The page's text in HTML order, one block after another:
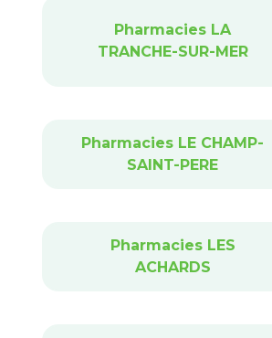
Pharmacies LA
TRANCHE-SUR-MER
Pharmacies LE CHAMP-
SAINT-PERE
Pharmacies LES
ACHARDS